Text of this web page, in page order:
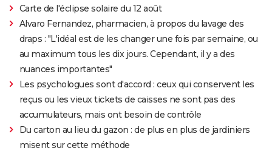
Carte de l'éclipse solaire du 12 août
Alvaro Fernandez, pharmacien, à propos du lavage des
draps : "L'idéal est de les changer une fois par semaine, ou
au maximum tous les dix jours. Cependant, il y a des
nuances importantes"
Les psychologues sont d'accord : ceux qui conservent les
reçus ou les vieux tickets de caisses ne sont pas des
accumulateurs, mais ont besoin de contrôle
Du carton au lieu du gazon : de plus en plus de jardiniers
misent sur cette méthode